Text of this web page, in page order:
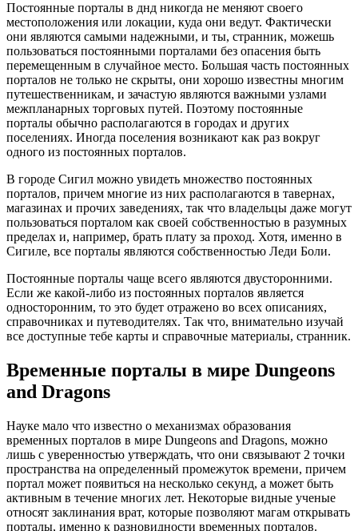
Постоянные порталы в днд никогда не меняют своего
местоположения или локации, куда они ведут. Фактически
они являются самыми надежными, и ты, странник, можешь
пользоваться постоянными порталами без опасения быть
перемещенным в случайное место. Большая часть постоянных
порталов не только не скрыты, они хорошо известны многим
путешественникам, и зачастую являются важными узлами
межпланарных торговых путей. Поэтому постоянные
порталы обычно располагаются в городах и других
поселениях. Иногда поселения возникают как раз вокруг
одного из постоянных порталов.
В городе Сигил можно увидеть множество постоянных
порталов, причем многие из них располагаются в тавернах,
магазинах и прочих заведениях, так что владельцы даже могут
пользоваться порталом как своей собственностью в разумных
пределах и, например, брать плату за проход. Хотя, именно в
Сигиле, все порталы являются собственностью Леди Боли.
Постоянные порталы чаще всего являются двусторонними.
Если же какой-либо из постоянных порталов является
односторонним, то это будет отражено во всех описаниях,
справочниках и путеводителях. Так что, внимательно изучай
все доступные тебе карты и справочные материалы, странник.
Временные порталы в мире Dungeons
and Dragons
Науке мало что известно о механизмах образования
временных порталов в мире Dungeons and Dragons, можно
лишь с уверенностью утверждать, что они связывают 2 точки
пространства на определенный промежуток времени, причем
портал может появиться на несколько секунд, а может быть
активным в течение многих лет. Некоторые видные ученые
относят заклинания врат, которые позволяют магам открывать
порталы, именно к разновидности временных порталов.